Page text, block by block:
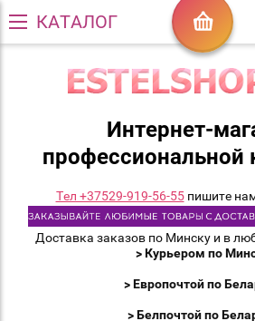
КАТАЛОГ
Интернет-
профессиональной
Тел +37529-919-56-55пишите
Доставка заказов по Минску и в
> Курьером по
> Европочтой по
> Белпочтой по